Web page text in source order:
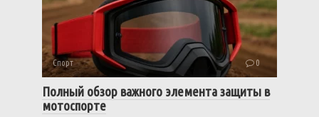
Спорт 0
Полный обзор важного элемента защиты в
мотоспорте